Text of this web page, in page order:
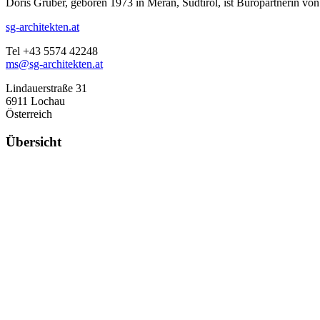
Doris Gruber, geboren 1973 in Meran, Südtirol, ist Büropartnerin von
sg-architekten.at
Tel +43 5574 42248
ms@sg-architekten.at
Lindauerstraße 31
6911 Lochau
Österreich
Übersicht